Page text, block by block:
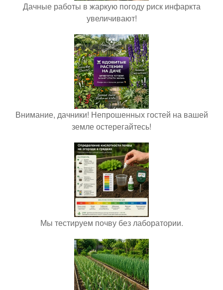
Дачные работы в жаркую погоду риск инфаркта
увеличивают!
Внимание, дачники! Непрошенных гостей на вашей
земле остерегайтесь!
Мы тестируем почву без лаборатории.